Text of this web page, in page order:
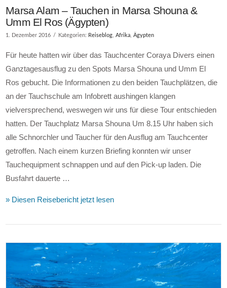
Marsa Alam – Tauchen in Marsa Shouna &
Umm El Ros (Ägypten)
1. Dezember 2016 Kategorien: Reiseblog,Afrika,Ägypten
Für heute hatten wir über das Tauchcenter Coraya Divers einen
Ganztagesausflug zu den Spots Marsa Shouna und Umm El
Ros gebucht. Die Informationen zu den beiden Tauchplätzen, die
an der Tauchschule am Infobrett aushingen klangen
vielversprechend, weswegen wir uns für diese Tour entschieden
hatten. Der Tauchplatz Marsa Shouna Um 8.15 Uhr haben sich
alle Schnorchler und Taucher für den Ausflug am Tauchcenter
getroffen. Nach einem kurzen Briefing konnten wir unser
Tauchequipment schnappen und auf den Pick-up laden. Die
Busfahrt dauerte …
» Diesen Reisebericht jetzt lesen